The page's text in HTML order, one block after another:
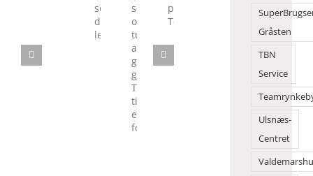
Torvet
danseshow
Børn
solgte
sommer
og
tusindvis
af
gæster
gjorde
Torvedagene
til
Politik
Torvedagene
Gråsten
TBN
Service
Ulsnæs-
Centret